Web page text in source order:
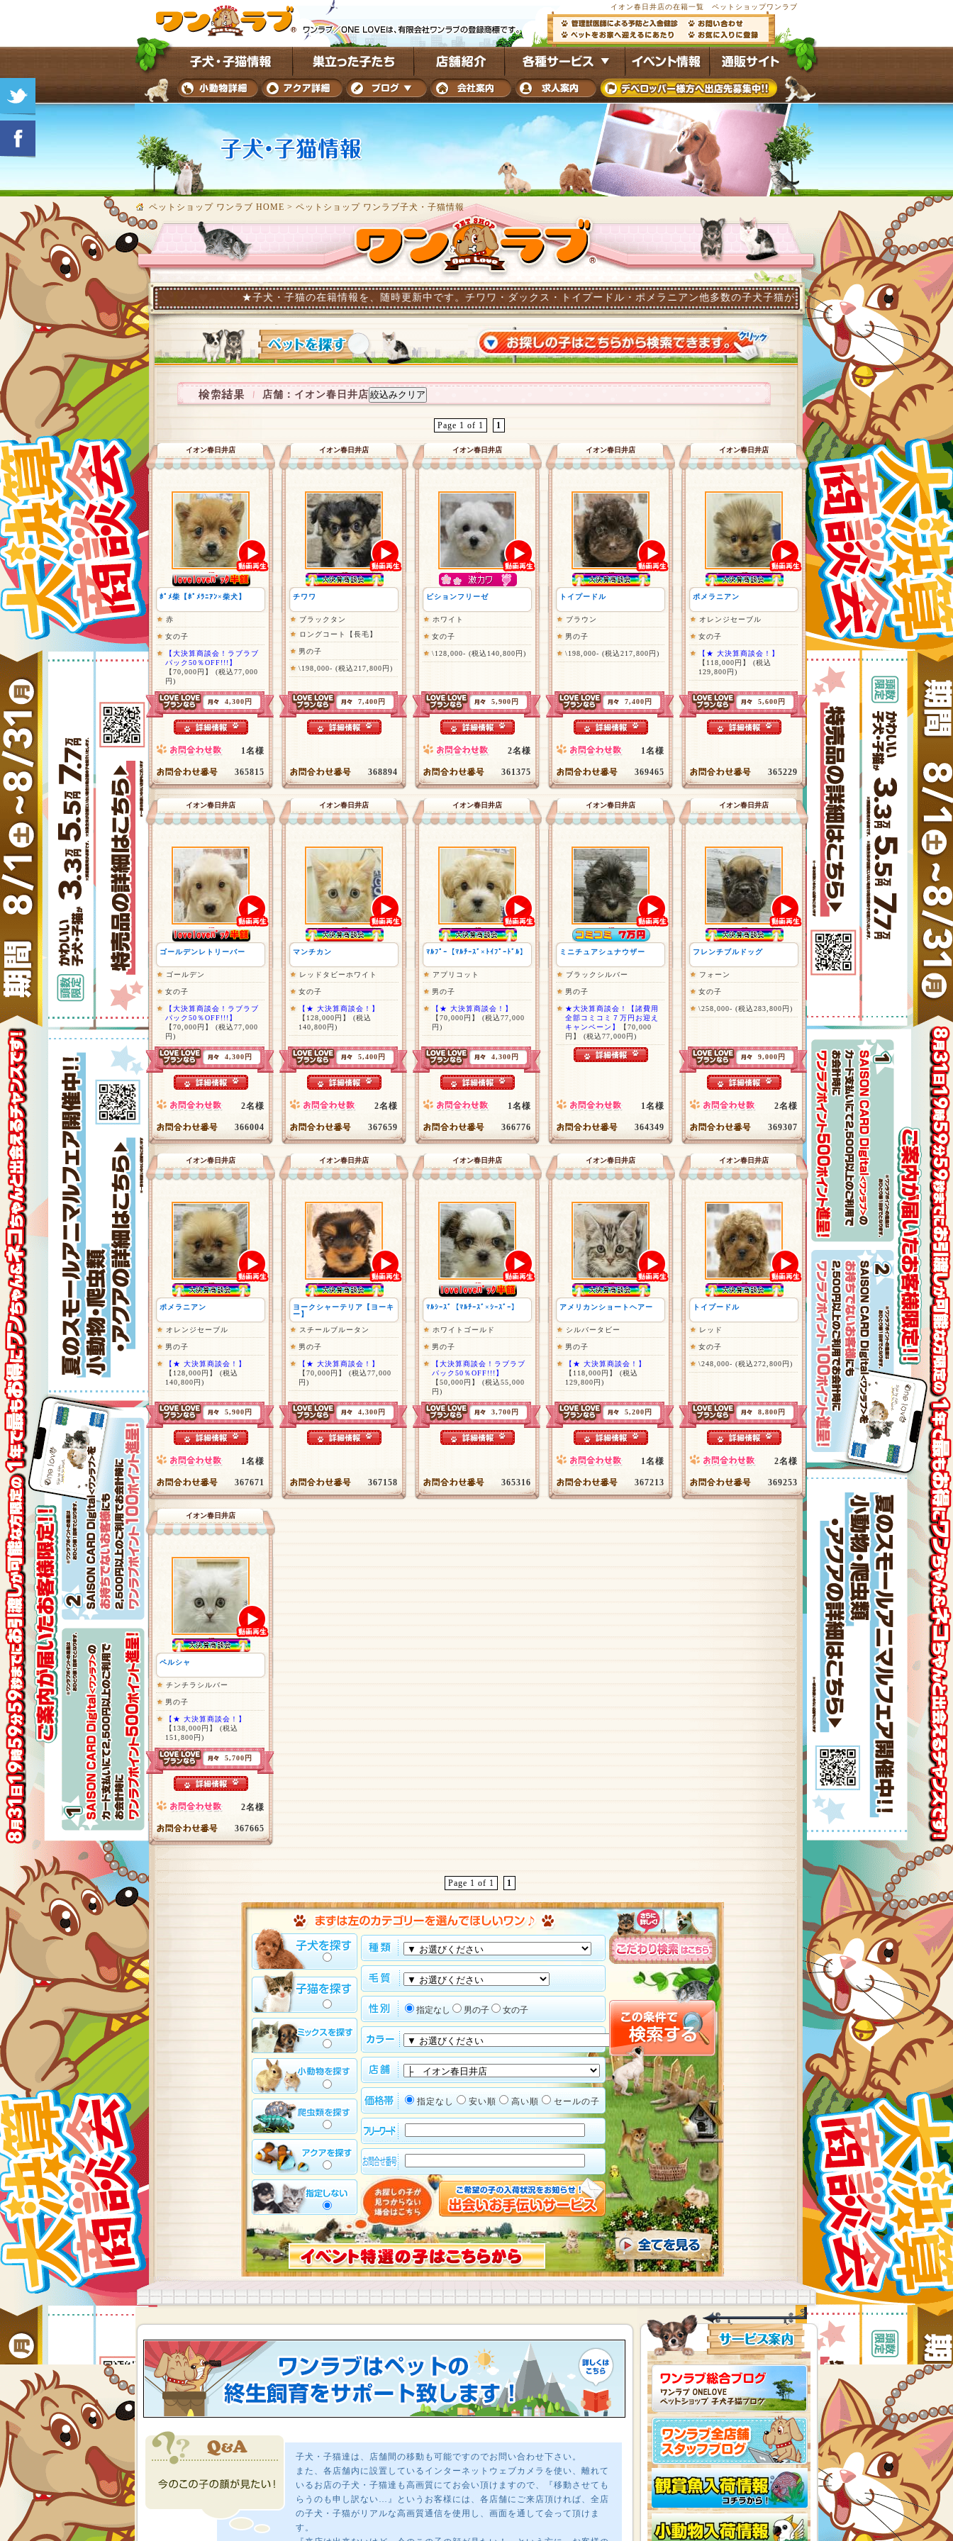
イオン春日井店の在籍一覧 ペットショップワンラブ
ペットショップ ワンラブ HOME > ペットショップ ワンラブ子犬・子猫情報
★子犬・子猫の在籍情報を、随時更新中です。チワワ・ダックス・トイプードル・ポメラニアン他多数の子犬子猫が常時4,500頭以上在籍するペットショップ
店舗：イオン春日井店
Page 1 of 1 1
イオン春日井店
ﾎﾟﾒ柴【ﾎﾟﾒﾗﾆｱﾝ×柴犬】
赤
女の子
【大決算商談会！ラブラブ
パック50％OFF!!!】
【70,000円】
(税込77,000
円)
4,300円
1名様
365815
イオン春日井店
チワワ
ブラックタン
ロングコート【長毛】
男の子
\198,000- (税込217,800円)
7,400円
368894
イオン春日井店
ビションフリーゼ
ホワイト
女の子
\128,000- (税込140,800円)
5,900円
2名様
361375
イオン春日井店
トイプードル
ブラウン
男の子
\198,000- (税込217,800円)
7,400円
1名様
369465
イオン春日井店
ポメラニアン
オレンジセーブル
女の子
【★ 大決算商談会！】
【118,000円】
(税込
129,800円)
5,600円
365229
イオン春日井店
ゴールデンレトリーバー
ゴールデン
女の子
【大決算商談会！ラブラブ
パック50％OFF!!!】
【70,000円】
(税込77,000
円)
4,300円
2名様
366004
イオン春日井店
マンチカン
レッドタビーホワイト
女の子
【★ 大決算商談会！】
【128,000円】
(税込
140,800円)
5,400円
2名様
367659
イオン春日井店
ﾏﾙﾌﾟｰ【ﾏﾙﾁｰｽﾞ×ﾄｲﾌﾟｰﾄﾞﾙ】
アプリコット
男の子
【★ 大決算商談会！】
【70,000円】
(税込77,000
円)
4,300円
1名様
366776
イオン春日井店
ミニチュアシュナウザー
ブラックシルバー
男の子
★大決算商談会！【諸費用
全部コミコミ７万円お迎え
キャンペーン】
【70,000
円】
(税込77,000円)
1名様
364349
イオン春日井店
フレンチブルドッグ
フォーン
女の子
\258,000- (税込283,800円)
9,000円
2名様
369307
イオン春日井店
ポメラニアン
オレンジセーブル
男の子
【★ 大決算商談会！】
【128,000円】
(税込
140,800円)
5,900円
1名様
367671
イオン春日井店
ヨークシャーテリア【ヨーキ
ー】
スチールブルータン
男の子
【★ 大決算商談会！】
【70,000円】
(税込77,000
円)
4,300円
367158
イオン春日井店
ﾏﾙｼｰｽﾞ【ﾏﾙﾁｰｽﾞ×ｼｰｽﾞｰ】
ホワイトゴールド
男の子
【大決算商談会！ラブラブ
パック50％OFF!!!】
【50,000円】
(税込55,000
円)
3,700円
365316
イオン春日井店
アメリカンショートヘアー
シルバータビー
男の子
【★ 大決算商談会！】
【118,000円】
(税込
129,800円)
5,200円
1名様
367213
イオン春日井店
トイプードル
レッド
女の子
\248,000- (税込272,800円)
8,800円
2名様
369253
イオン春日井店
ペルシャ
チンチラシルバー
男の子
【★ 大決算商談会！】
【138,000円】
(税込
151,800円)
5,700円
2名様
367665
Page 1 of 1 1
指定なし 男の子 女の子
指定なし 安い順 高い順 セールの子
子犬・子猫達は、店舗間の移動も可能ですのでお問い合わせ下さい。
また、各店舗内に設置しているインターネットウェブカメラを使い、離れて
いるお店の子犬・子猫達も高画質にてお会い頂けますので、『移動させても
らうのも申し訳ない…』というお客様には、各店舗にご来店頂ければ、全店
の子犬・子猫がリアルな高画質通信を使用し、画面を通して会って頂けま
す。